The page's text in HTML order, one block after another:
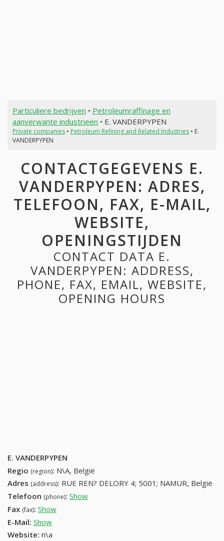
Particuliere bedrijven • Petroleumraffinage en
aanverwante industrieën • E. VANDERPYPEN
Private companies• Petroleum Refining and Related Industries• E.
VANDERPYPEN
CONTACTGEGEVENS E.
VANDERPYPEN: ADRES,
TELEFOON, FAX, E-MAIL,
WEBSITE,
OPENINGSTIJDEN
CONTACT DATA E.
VANDERPYPEN: ADDRESS,
PHONE, FAX, EMAIL, WEBSITE,
OPENING HOURS
E. VANDERPYPEN
Regio (region): N\A, België
Adres (address): RUE REN? DELORY 4; 5001; NAMUR, België
Telefoon (phone): Show
Fax (fax): Show
E-Mail: Show
Website: n\a